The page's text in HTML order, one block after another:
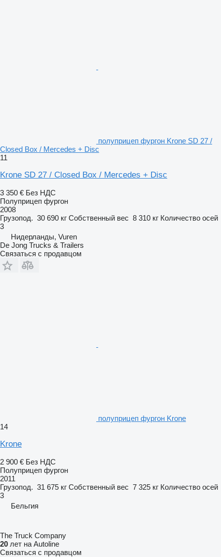
полуприцеп фургон Krone SD 27 /
Closed Box / Mercedes + Disc
11
Krone SD 27 / Closed Box / Mercedes + Disc
3 350 € Без НДС
Полуприцеп фургон
2008
Грузопод. 30 690 кг Собственный вес 8 310 кг Количество осей
3
Нидерланды, Vuren
De Jong Trucks & Trailers
Связаться с продавцом
полуприцеп фургон Krone
14
Krone
2 900 € Без НДС
Полуприцеп фургон
2011
Грузопод. 31 675 кг Собственный вес 7 325 кг Количество осей
3
Бельгия
The Truck Company
20 лет на Autoline
Связаться с продавцом